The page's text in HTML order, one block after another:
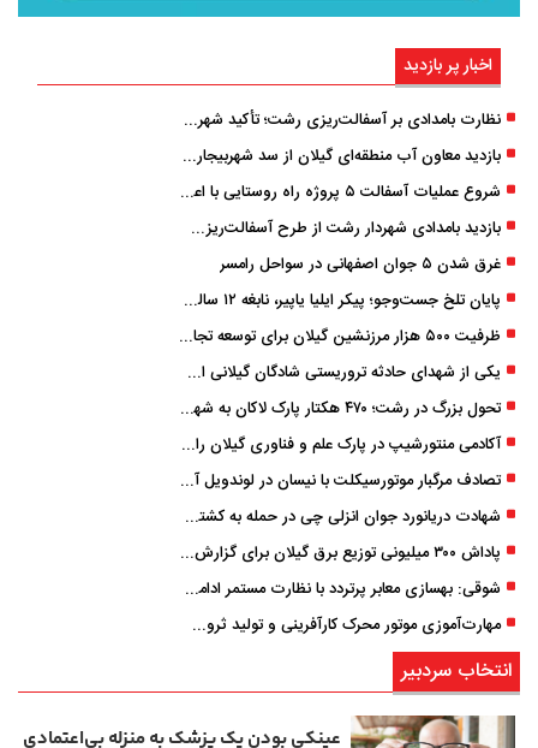
اخبار پر بازدید
نظارت بامدادی بر آسفالت‌ریزی رشت؛ تأکید شهردار و بازرس کل بر کیفیت اجرای پروژه‌ها
بازدید معاون آب منطقه‌ای گیلان از سد شهربیجار برای تداوم تأمین آب شرب استان
شروع عملیات آسفالت ۵ پروژه راه ‌روستایی با اعتبار ۳۷۰ میلیاردی در گیلان
بازدید بامدادی شهردار رشت از طرح آسفالت‌ریزی گسترده در مناطق پنج‌گانه
غرق شدن ۵ جوان اصفهانی در سواحل رامسر
پایان تلخ جست‌وجو؛ پیکر ایلیا یاپیر، نابغه ۱۲ ساله لاهیجانی پیدا شد
ظرفیت ۵۰۰ هزار مرزنشین گیلان برای توسعه تجارت فعال می‌شود
یکی از شهدای حادثه تروریستی شادگان گیلانی است/ شهادت «سینا سیاه‌ نژاد» در درگیری با اشرار مسلح
تحول بزرگ در رشت؛ ۴۷۰ هکتار پارک لاکان به شهر ملحق می‌شود/ انتقال سند به‌ زودی
آکادمی منتورشیپ در پارک علم و فناوری گیلان راه‌اندازی شد
تصادف مرگبار موتورسیکلت با نیسان در لوندویل آستارا/ انتقال مصدوم با اورژانس هوایی به رشت
شهادت دریانورد جوان انزلی چی در حمله به کشتی تجاری در دریای کاسپین
پاداش ۳۰۰ میلیونی توزیع برق گیلان برای گزارش ماینرهای غیرمجاز
شوقی: بهسازی معابر پرتردد با نظارت مستمر ادامه دارد
مهارت‌آموزی موتور محرک کارآفرینی و تولید ثروت است
انتخاب سردبیر
عینکی‌ بودن یک پزشک به منزله بی‌اعتمادی